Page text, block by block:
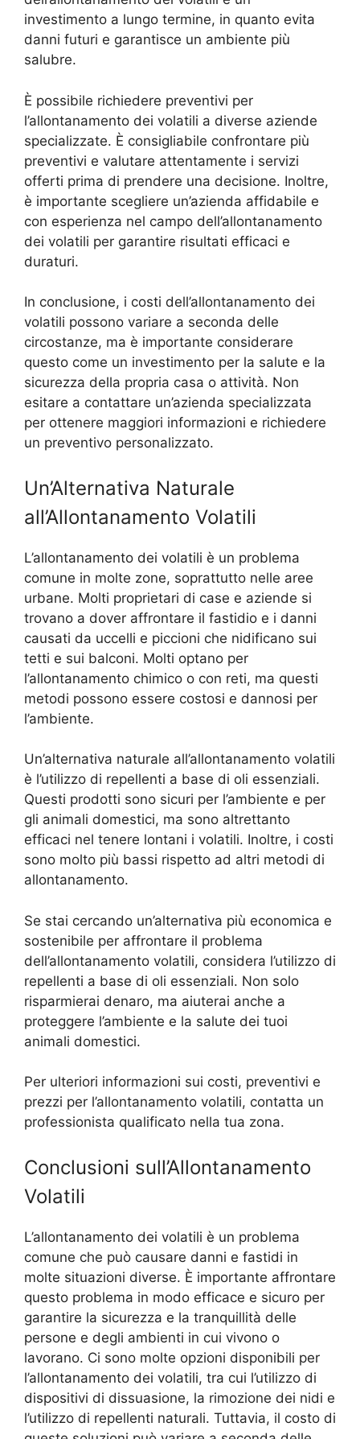
investimento a lungo termine, in quanto evita
danni futuri e garantisce un ambiente più
salubre.
È possibile richiedere preventivi per
l’allontanamento dei volatili a diverse aziende
specializzate. È consigliabile confrontare più
preventivi e valutare attentamente i servizi
offerti prima di prendere una decisione. Inoltre,
è importante scegliere un’azienda affidabile e
con esperienza nel campo dell’allontanamento
dei volatili per garantire risultati efficaci e
duraturi.
In conclusione, i costi dell’allontanamento dei
volatili possono variare a seconda delle
circostanze, ma è importante considerare
questo come un investimento per la salute e la
sicurezza della propria casa o attività. Non
esitare a contattare un’azienda specializzata
per ottenere maggiori informazioni e richiedere
un preventivo personalizzato.
Un’Alternativa Naturale
all’Allontanamento Volatili
L’allontanamento dei volatili è un problema
comune in molte zone, soprattutto nelle aree
urbane. Molti proprietari di case e aziende si
trovano a dover affrontare il fastidio e i danni
causati da uccelli e piccioni che nidificano sui
tetti e sui balconi. Molti optano per
l’allontanamento chimico o con reti, ma questi
metodi possono essere costosi e dannosi per
l’ambiente.
Un’alternativa naturale all’allontanamento volatili
è l’utilizzo di repellenti a base di oli essenziali.
Questi prodotti sono sicuri per l’ambiente e per
gli animali domestici, ma sono altrettanto
efficaci nel tenere lontani i volatili. Inoltre, i costi
sono molto più bassi rispetto ad altri metodi di
allontanamento.
Se stai cercando un’alternativa più economica e
sostenibile per affrontare il problema
dell’allontanamento volatili, considera l’utilizzo di
repellenti a base di oli essenziali. Non solo
risparmierai denaro, ma aiuterai anche a
proteggere l’ambiente e la salute dei tuoi
animali domestici.
Per ulteriori informazioni sui costi, preventivi e
prezzi per l’allontanamento volatili, contatta un
professionista qualificato nella tua zona.
Conclusioni sull’Allontanamento
Volatili
L’allontanamento dei volatili è un problema
comune che può causare danni e fastidi in
molte situazioni diverse. È importante affrontare
questo problema in modo efficace e sicuro per
garantire la sicurezza e la tranquillità delle
persone e degli ambienti in cui vivono o
lavorano. Ci sono molte opzioni disponibili per
l’allontanamento dei volatili, tra cui l’utilizzo di
dispositivi di dissuasione, la rimozione dei nidi e
l’utilizzo di repellenti naturali. Tuttavia, il costo di